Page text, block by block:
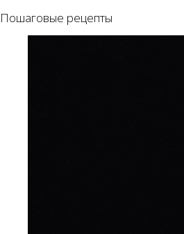
Пошаговые рецепты